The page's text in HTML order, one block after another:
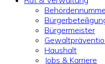
Bürgermeister
Haushalt
Jobs & Karriere